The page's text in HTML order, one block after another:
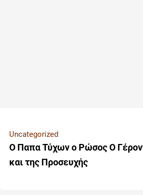
Uncategorized
Ο Παπα Τύχων ο Ρώσος Ο
και της Προσευχής